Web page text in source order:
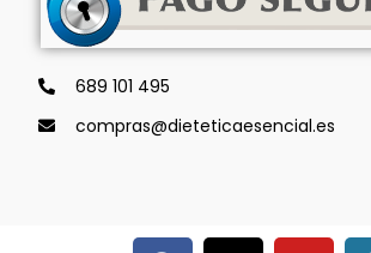
689 101 495
compras@dieteticaesencial.es